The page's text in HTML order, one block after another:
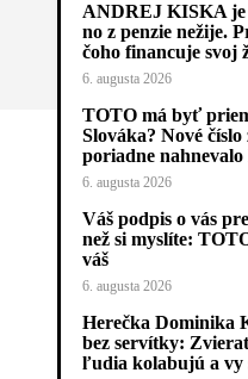
ANDREJ KISKA je
no z penzie nežije.
čoho financuje svoj
6. augusta 2026
TOTO má byť
Slováka? Nové
poriadne
6. augusta 2026
Váš podpis o vás
než si myslíte:
váš
6. augusta 2026
Herečka Dominika
bez servítky:
ľudia kolabujú a vy